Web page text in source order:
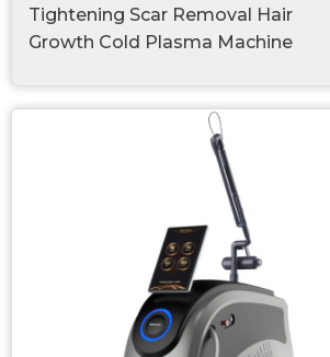
Tightening Scar Removal Hair
Growth Cold Plasma Machine